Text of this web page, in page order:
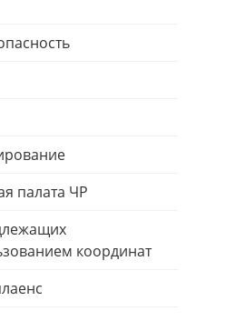
палата ЧР
координат